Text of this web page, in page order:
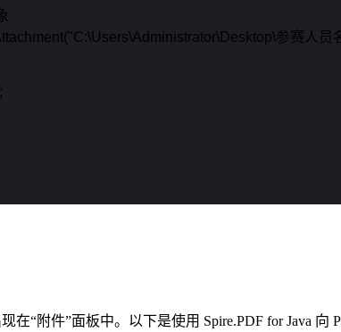
参赛人员
“附件”面板中。以下是使用 Spire.PDF for Java 向